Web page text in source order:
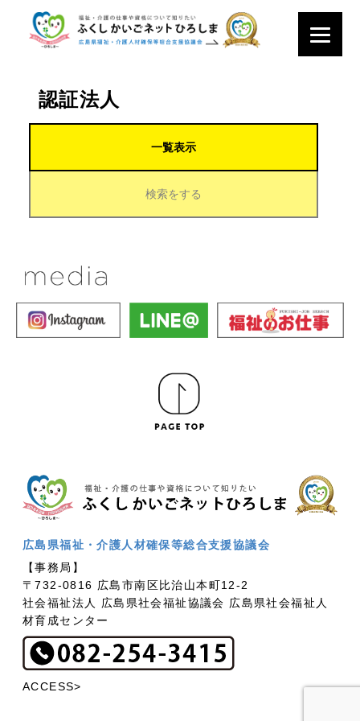
認証法人
一覧表示
検索をする
広島県福祉・介護人材確保等総合支援協議会
【事務局】
〒732-0816 広島市南区比治山本町12-2
社会福祉法人 広島県社会福祉協議会 広島県社会福祉人
材育成センター
ACCESS>